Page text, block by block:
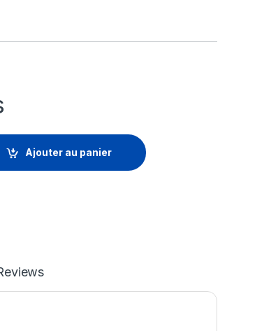
d'abonnement (5 ans) - 1 point d'extrémité
Ajouter au panier